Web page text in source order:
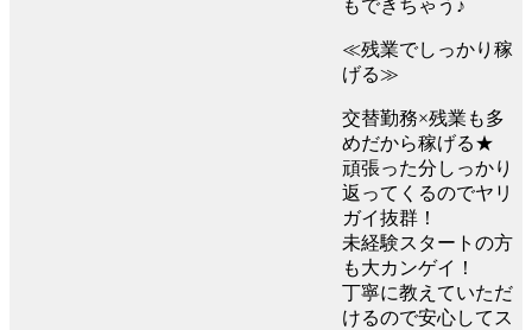
もできちゃう♪
≪残業でしっかり稼
げる≫
交替勤務×残業も多
めだから稼げる★
頑張った分しっかり
返ってくるのでヤリ
ガイ抜群！
未経験スタートの方
も大カンゲイ！
丁寧に教えていただ
けるので安心してス